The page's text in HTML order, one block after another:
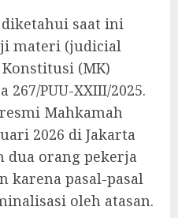
saat ini
materi (judicial
(MK)
PUU-XXIII/2025.
Mahkamah
2026 di Jakarta
dua orang pekerja
karena pasal-pasal
oleh atasan.